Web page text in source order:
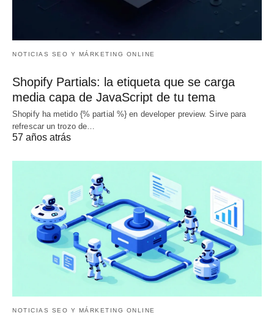
NOTICIAS SEO Y MÁRKETING ONLINE
Shopify Partials: la etiqueta que se carga
media capa de JavaScript de tu tema
Shopify ha metido {% partial %} en developer preview. Sirve para
refrescar un trozo de…
57 años atrás
NOTICIAS SEO Y MÁRKETING ONLINE